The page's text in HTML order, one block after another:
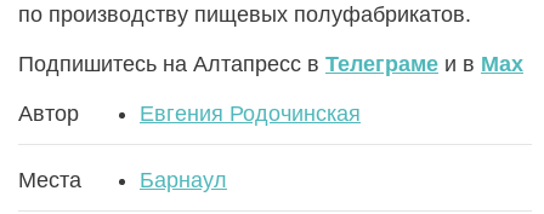
по производству пищевых полуфабрикатов.
Подпишитесь на Алтапресс в Телеграме и в Max
Автор Евгения Родочинская
Места Барнаул